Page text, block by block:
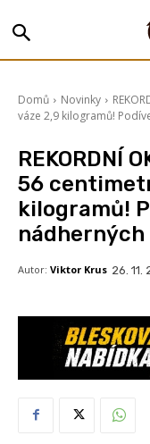
Domů Novinky
váze 2,9 kilogramů!
REKORDNÍ
56
kilogramů!
nádherných
Autor: Viktor Krus 26. 11.